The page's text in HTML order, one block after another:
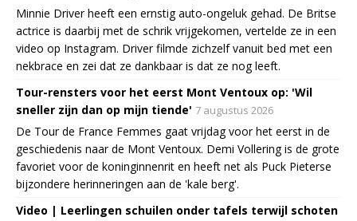
Minnie Driver heeft een ernstig auto-ongeluk gehad. De Britse
actrice is daarbij met de schrik vrijgekomen, vertelde ze in een
video op Instagram. Driver filmde zichzelf vanuit bed met een
nekbrace en zei dat ze dankbaar is dat ze nog leeft.
Tour-rensters voor het eerst Mont Ventoux op: 'Wil
sneller zijn dan op mijn tiende' 7 augustus 2026
De Tour de France Femmes gaat vrijdag voor het eerst in de
geschiedenis naar de Mont Ventoux. Demi Vollering is de grote
favoriet voor de koninginnenrit en heeft net als Puck Pieterse
bijzondere herinneringen aan de 'kale berg'.
Video | Leerlingen schuilen onder tafels terwijl schoten